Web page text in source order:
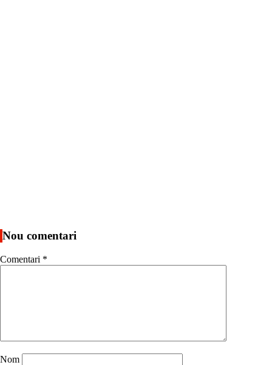
Nou comentari
Comentari *
Nom